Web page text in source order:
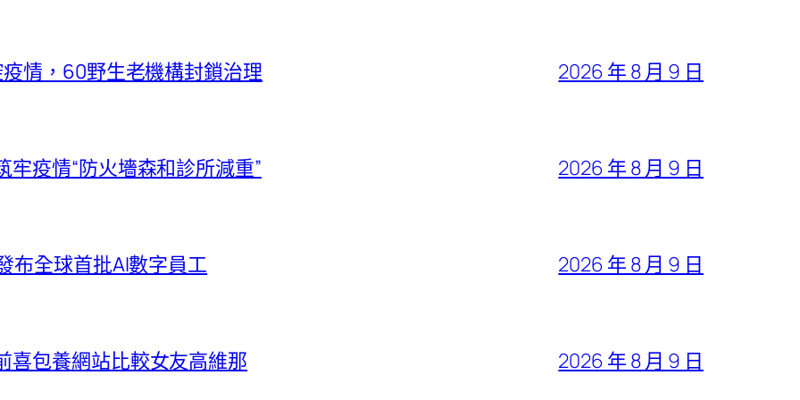
情，60野生老機構封鎖治理 2026 年 8 月 9 日
疫情“防火墻森和診所減重” 2026 年 8 月 9 日
布全球首批AI數字員工 2026 年 8 月 9 日
喜包養網站比較女友高維那 2026 年 8 月 9 日